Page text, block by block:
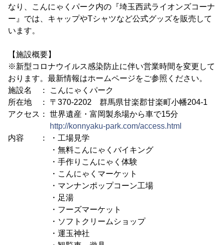
なり、こんにゃくパーク内の『埼玉西武ライオンズコーナ
ー』では、キャップやTシャツなど公式グッズを販売して
います。
【施設概要】
※新型コロナウイルス感染防止に伴い営業時間を変更して
おります。最新情報はホームページをご参照ください。
施設名 ： こんにゃくパーク
所在地 ： 〒370-2202 群馬県甘楽郡甘楽町小幡204-1
アクセス： 世界遺産・富岡製糸場から車で15分
http://konnyaku-park.com/access.html
内容 ： ・工場見学
・無料こんにゃくバイキング
・手作りこんにゃく体験
・こんにゃくマーケット
・マンナンポップコーン工場
・足湯
・フーズマーケット
・ソフトクリームショップ
・運玉神社